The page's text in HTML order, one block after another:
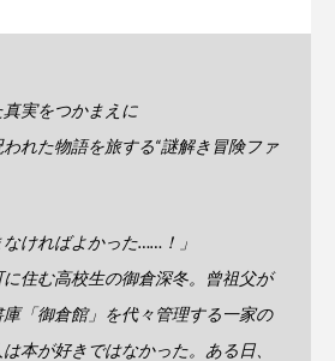
実をつかまえに
れた物語を旅する“謎解き冒険ファ
なければよかった……！」
住む高校生の御倉深冬。曾祖父が
「御倉館」を代々管理する一家の
本が好きではなかった。ある日、